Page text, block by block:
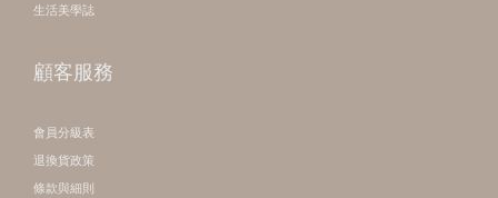
生活美學誌
顧客服務
會員分級表
退換貨政策
條款與細則